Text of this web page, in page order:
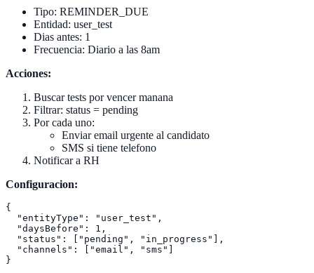
Tipo: REMINDER_DUE
Entidad: user_test
Dias antes: 1
Frecuencia: Diario a las 8am
Acciones:
Buscar tests por vencer manana
Filtrar: status = pending
Por cada uno:
Enviar email urgente al candidato
SMS si tiene telefono
Notificar a RH
Configuracion:
{
  "entityType": "user_test",
  "daysBefore": 1,
  "status": ["pending", "in_progress"],
  "channels": ["email", "sms"]